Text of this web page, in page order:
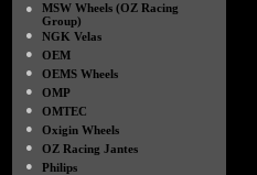
●
MSW Wheels (OZ Racing
Group)
●
NGK Velas
●
OEM
●
OEMS Wheels
●
OMP
●
OMTEC
●
Oxigin Wheels
●
OZ Racing Jantes
●
Philips